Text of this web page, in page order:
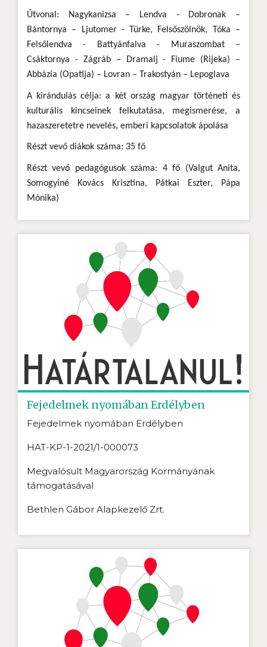
Útvonal: Nagykanizsa – Lendva - Dobronak –
Bántornya – Ljutomer - Türke, Felsőszölnök, Tóka –
Felsőlendva - Battyánfalva - Muraszombat –
Csáktornya - Zágráb – Dramalj - Fiume (Rijeka) –
Abbázia (Opatija) – Lovran – Trakostyán – Lepoglava
A kirándulás célja: a két ország magyar történeti és
kulturális kincseinek felkutatása, megismerése, a
hazaszeretetre nevelés, emberi kapcsolatok ápolása
Részt vevő diákok száma: 35 fő
Részt vevő pedagógusok száma: 4 fő (Valgut Anita,
Somogyiné Kovács Krisztina, Pátkai Eszter, Pápa
Mónika)
Fejedelmek nyomában Erdélyben
Fejedelmek nyomában Erdélyben
HAT-KP-1-2021/1-000073
Megvalósult Magyarország Kormányának
támogatásával
Bethlen Gábor Alapkezelő Zrt.